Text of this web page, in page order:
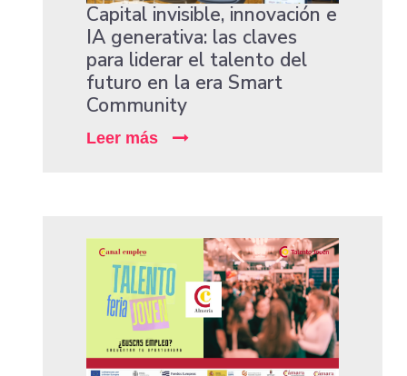
Capital invisible, innovación e
IA generativa: las claves
para liderar el talento del
futuro en la era Smart
Community
Leer más